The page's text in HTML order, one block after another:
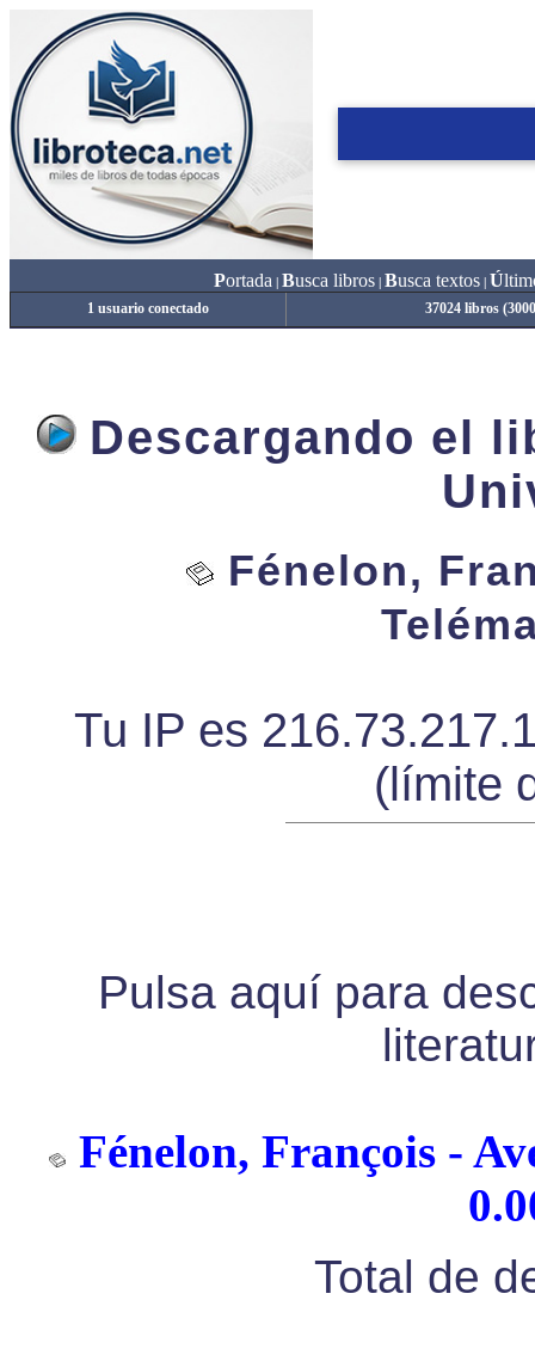
Portada Busca libros| Busca textos| Ú
1 usuario conectado 37024 libros
Descargando el
Fénelon,
Tu IP es
(límite
Pulsa aquí para
Fénelon, François -
Total de